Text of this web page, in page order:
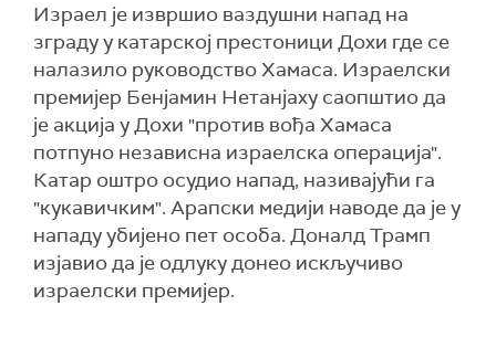
Израел је извршио ваздушни напад на
зграду у катарској престоници Дохи где се
налазило руководство Хамаса. Израелски
премијер Бенјамин Нетанјаху саопштио да
је акција у Дохи "против вођа Хамаса
потпуно независна израелска операција".
Катар оштро осудио напад, називајући га
"кукавичким". Арапски медији наводе да је у
нападу убијено пет особа. Доналд Трамп
изјавио да је одлуку донео искључиво
израелски премијер.